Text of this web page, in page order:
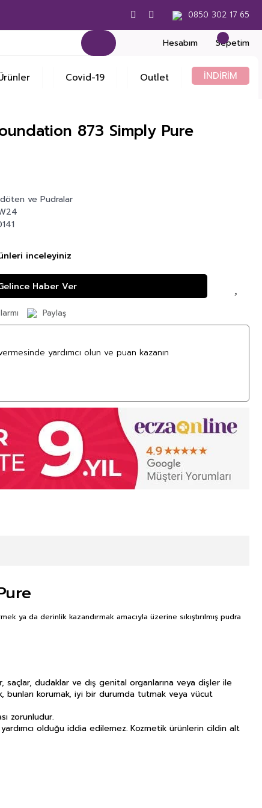
0850 302 17 65
Hesabım Sepetim
Covid-19 Outlet İNDİRİM
873 Simply Pure
ve Pudralar
inceleyiniz
Haber Ver
Paylaş
yardımcı olun ve puan kazanın
da derinlik kazandırmak amacıyla üzerine sıkıştırılmış pudra
saçlar, dudaklar ve dış genital organlarına veya dişler ile
bunları korumak, iyi bir durumda tutmak veya vücut
zorunludur.
olduğu iddia edilemez. Kozmetik ürünlerin cildin alt